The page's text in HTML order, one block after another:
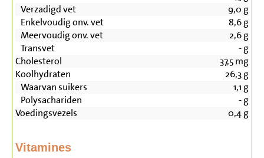
Verzadigd vet
9,0 g
Enkelvoudig onv. vet
8,6g
Meervoudig onv. vet
2,6g
Transvet
-g
Cholesterol
37,5mg
Koolhydraten
26,3g
Waarvan suikers
1,1 g
Polysachariden
-g
Voedingsvezels
0,4g
Vitamines